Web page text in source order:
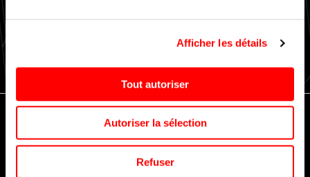
Afficher les détails
Tout autoriser
Autoriser la sélection
Refuser
EN SAVOIR PLUS